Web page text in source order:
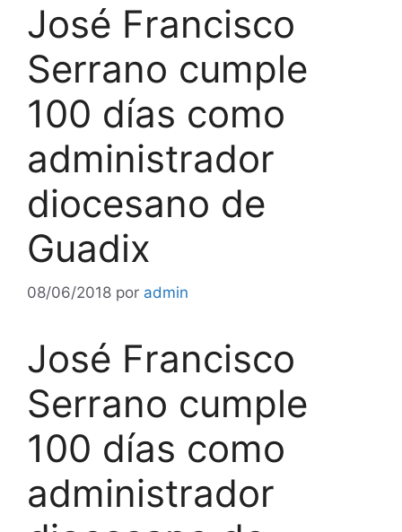
José Francisco
Serrano cumple
100 días como
administrador
diocesano de
Guadix
08/06/2018 por admin
José Francisco
Serrano cumple
100 días como
administrador